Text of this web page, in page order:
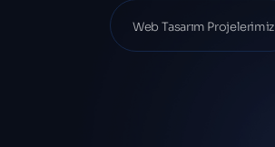
Web Tasarım Projelerimiz